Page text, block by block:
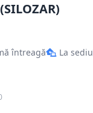
întreagă La sediu